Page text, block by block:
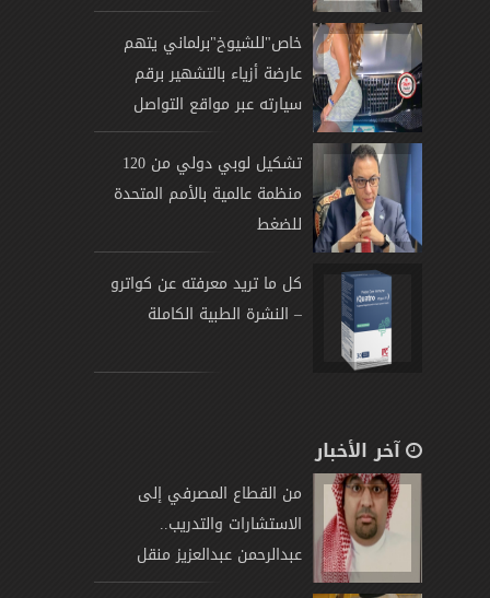
خاص"للشيوخ"برلماني يتهم
عارضة أزياء بالتشهير برقم
سيارته عبر مواقع التواصل
تشكيل لوبي دولي من 120
منظمة عالمية بالأمم المتحدة
للضغط
كل ما تريد معرفته عن كواترو
– النشرة الطبية الكاملة
آخر الأخبار
من القطاع المصرفي إلى
الاستشارات والتدريب..
عبدالرحمن عبدالعزيز منقل